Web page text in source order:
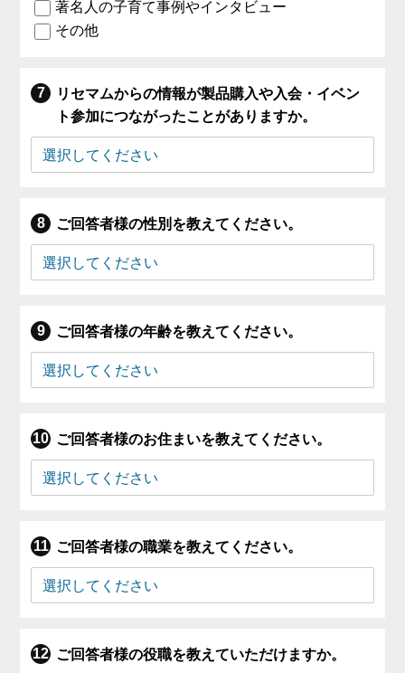
著名人の子育て事例やインタビュー
その他
リセマムからの情報が製品購入や入会・イベン
ト参加につながったことがありますか。
ご回答者様の性別を教えてください。
ご回答者様の年齢を教えてください。
ご回答者様のお住まいを教えてください。
ご回答者様の職業を教えてください。
ご回答者様の役職を教えていただけますか。